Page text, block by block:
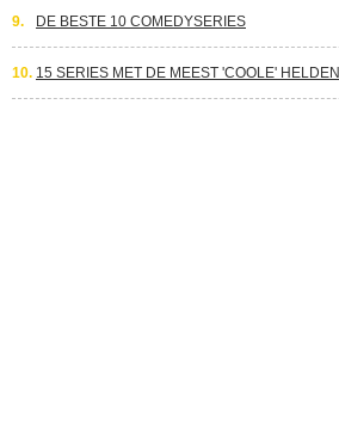
9. DE BESTE 10 COMEDYSERIES
10. 15 SERIES MET DE MEEST 'COOLE' HELDEN